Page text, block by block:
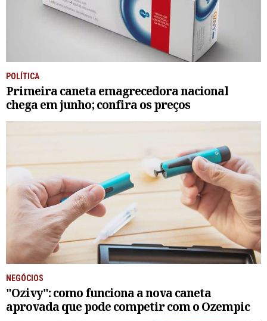
POLÍTICA
Primeira caneta emagrecedora nacional
chega em junho; confira os preços
NEGÓCIOS
"Ozivy": como funciona a nova caneta
aprovada que pode competir com o Ozempic